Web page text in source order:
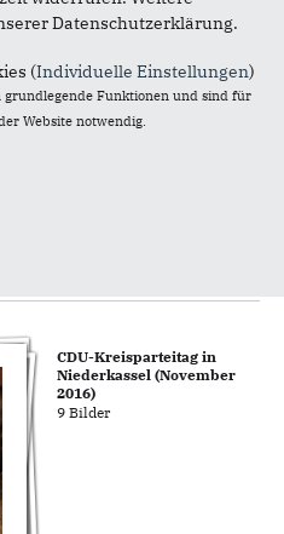
(September 2017)
21 Bilder
CDU-Kreisparteitag in
Niederkassel (November
2016)
9 Bilder
Datenschutzerklärung.
(Individuelle Einstellungen)
grundlegende Funktionen und sind für
Website notwendig.